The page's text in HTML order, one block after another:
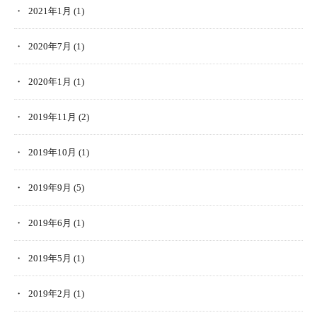
2021年1月 (1)
2020年7月 (1)
2020年1月 (1)
2019年11月 (2)
2019年10月 (1)
2019年9月 (5)
2019年6月 (1)
2019年5月 (1)
2019年2月 (1)